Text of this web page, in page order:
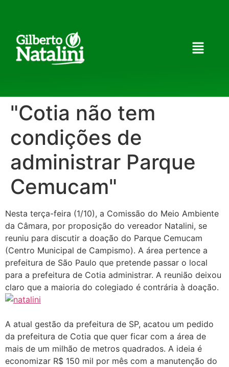
"Cotia não tem
condições de
administrar Parque
Cemucam"
Nesta terça-feira (1/10), a Comissão do Meio Ambiente
da Câmara, por proposição do vereador Natalini, se
reuniu para discutir a doação do Parque Cemucam
(Centro Municipal de Campismo). A área pertence a
prefeitura de São Paulo que pretende passar o local
para a prefeitura de Cotia administrar. A reunião deixou
claro que a maioria do colegiado é contrária à doação.
A atual gestão da prefeitura de SP, acatou um pedido
da prefeitura de Cotia que quer ficar com a área de
mais de um milhão de metros quadrados. A ideia é
economizar R$ 150 mil por mês com a manutenção do